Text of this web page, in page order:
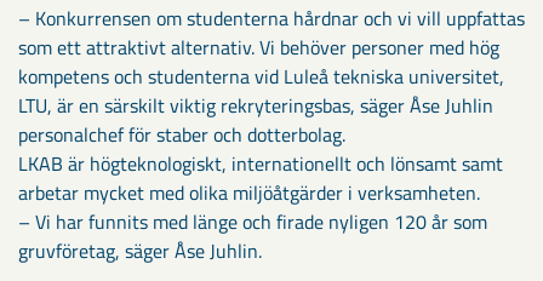
– Konkurrensen om studenterna hårdnar och vi vill uppfattas
som ett attraktivt alternativ. Vi behöver personer med hög
kompetens och studenterna vid Luleå tekniska universitet,
LTU, är en särskilt viktig rekryteringsbas, säger Åse Juhlin
personalchef för staber och dotterbolag.
LKAB är högteknologiskt, internationellt och lönsamt samt
arbetar mycket med olika miljöåtgärder i verksamheten.
– Vi har funnits med länge och firade nyligen 120 år som
gruvföretag, säger Åse Juhlin.